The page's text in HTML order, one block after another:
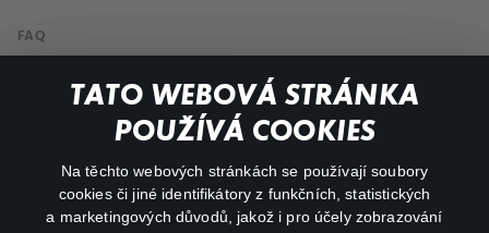
TATO WEBOVÁ STRÁNKA
POUŽÍVÁ COOKIES
Na těchto webových stránkách se používají soubory
cookies či jiné identifikátory z funkčních, statistických
a marketingových důvodů, jakož i pro účely zobrazování
FAQ
My profile
facebookinstagram